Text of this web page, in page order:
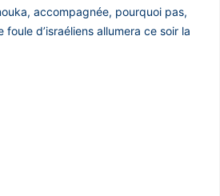
accompagnée, pourquoi pas,
foule d’israéliens allumera ce soir la